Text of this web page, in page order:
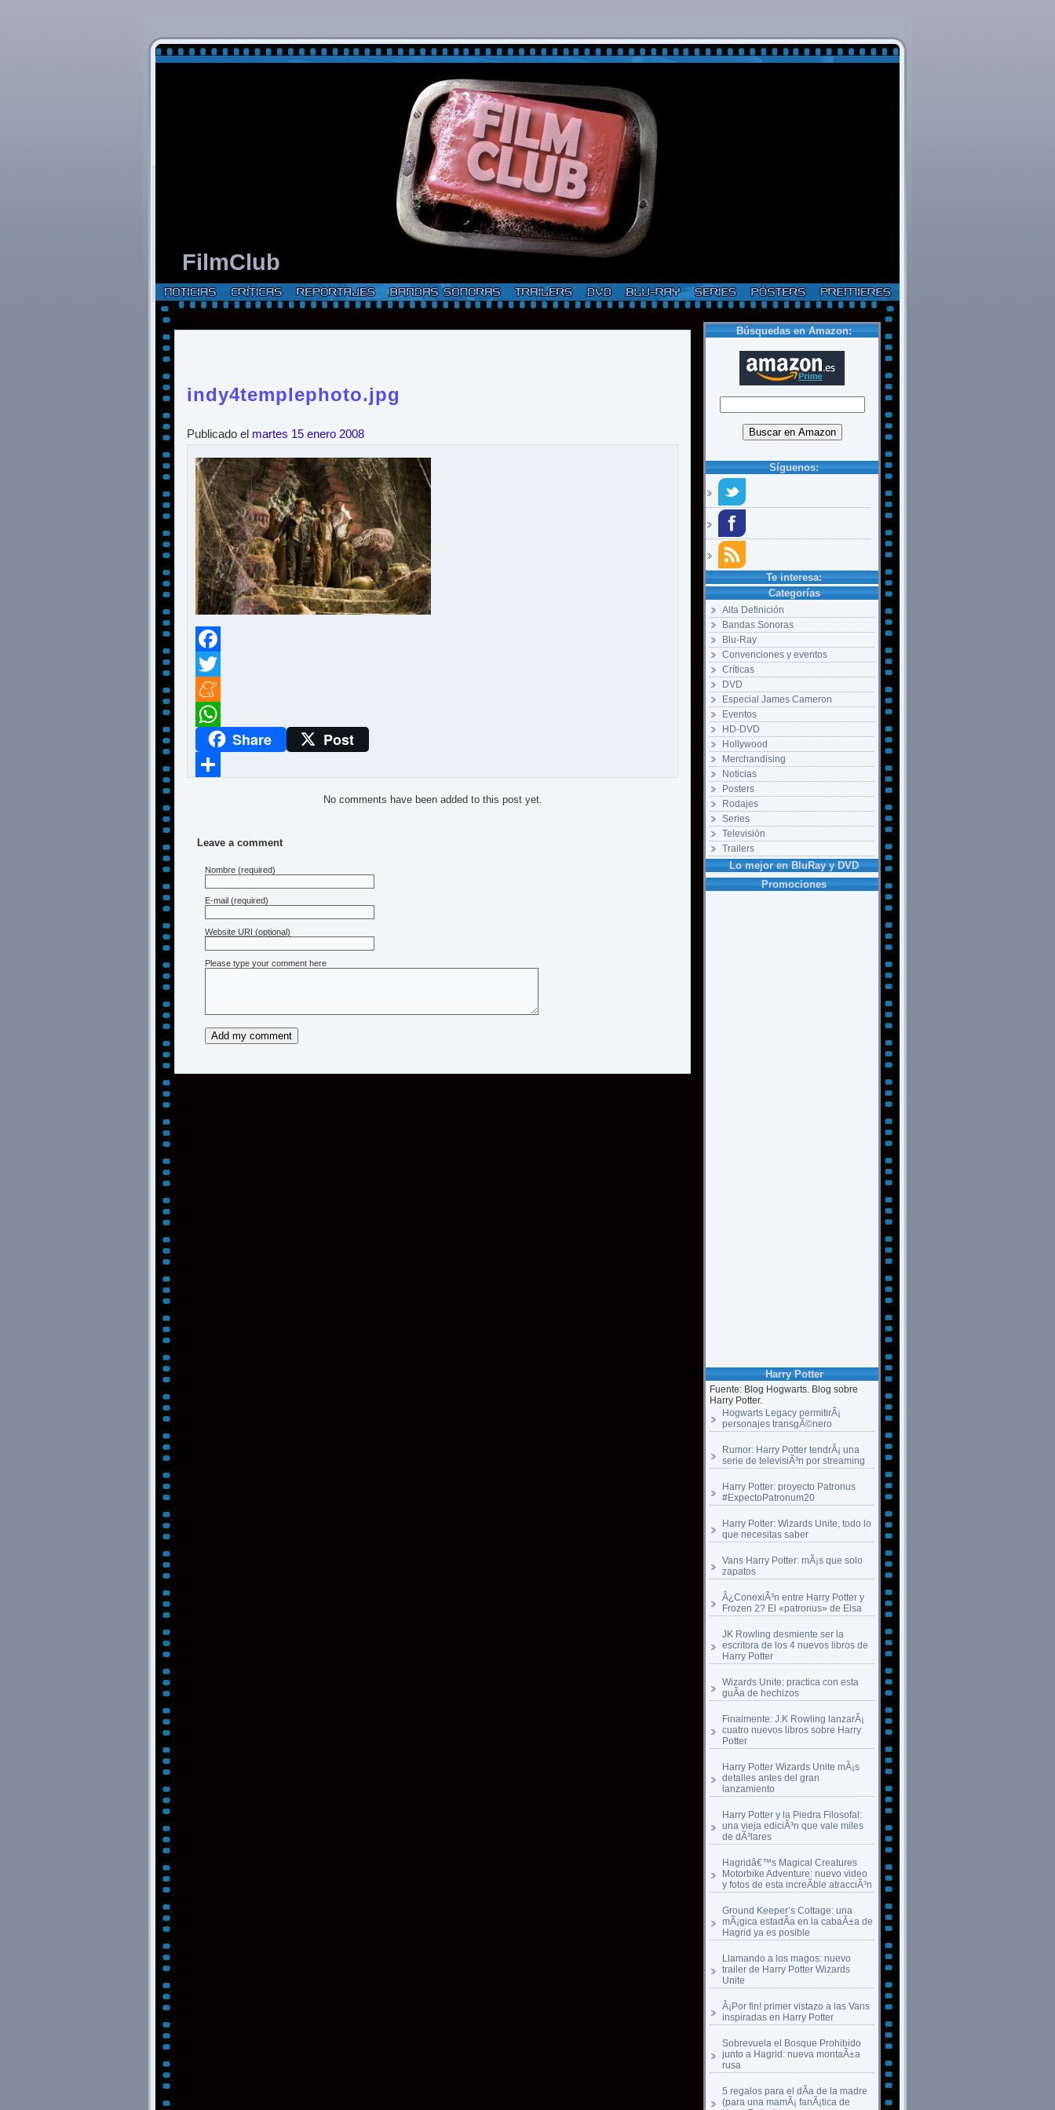
FilmClub
Búsquedas en Amazon:
Síguenos:
Te interesa:
Categorías
Alta Definición
Bandas Sonoras
Blu-Ray
Convenciones y eventos
Críticas
DVD
Especial James Cameron
Eventos
HD-DVD
Hollywood
Merchandising
Noticias
Posters
Rodajes
Series
Televisión
Trailers
Lo mejor en BluRay y DVD
Promociones
Harry Potter
Fuente: Blog Hogwarts. Blog sobre
Harry Potter.
Hogwarts Legacy permitirÃ¡
personajes transgÃ©nero
Rumor: Harry Potter tendrÃ¡ una
serie de televisiÃ³n por streaming
Harry Potter: proyecto Patronus
#ExpectoPatronum20
Harry Potter: Wizards Unite, todo lo
que necesitas saber
Vans Harry Potter: mÃ¡s que solo
zapatos
Â¿ConexiÃ³n entre Harry Potter y
Frozen 2? El «patronus» de Elsa
JK Rowling desmiente ser la
escritora de los 4 nuevos libros de
Harry Potter
Wizards Unite: practica con esta
guÃ­a de hechizos
Finalmente: J.K Rowling lanzarÃ¡
cuatro nuevos libros sobre Harry
Potter
Harry Potter Wizards Unite mÃ¡s
detalles antes del gran
lanzamiento
Harry Potter y la Piedra Filosofal:
una vieja ediciÃ³n que vale miles
de dÃ³lares
Hagridâ€™s Magical Creatures
Motorbike Adventure: nuevo video
y fotos de esta increÃ­ble atracciÃ³n
Ground Keeper’s Cottage: una
mÃ¡gica estadÃ­a en la cabaÃ±a de
Hagrid ya es posible
Llamando a los magos: nuevo
trailer de Harry Potter Wizards
Unite
Â¡Por fin! primer vistazo a las Vans
inspiradas en Harry Potter
Sobrevuela el Bosque Prohibido
junto a Hagrid: nueva montaÃ±a
rusa
5 regalos para el dÃ­a de la madre
(para una mamÃ¡ fanÃ¡tica de
indy4templephoto.jpg
Publicado el martes 15 enero 2008
Facebook
Twitter
Meneame
WhatsAppShare Post
No comments have been added to this post yet.
Leave a comment
Nombre (required)
E-mail (required)
Website URI (optional)
Please type your comment here